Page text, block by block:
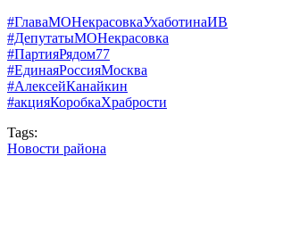
#ГлаваМОНекрасовкаУхаботинаИВ
#ДепутатыМОНекрасовка
#ПартияРядом77
#ЕдинаяРоссияМосква
#АлексейКанайкин
#акцияКоробкаХрабрости
Tags:
Новости района